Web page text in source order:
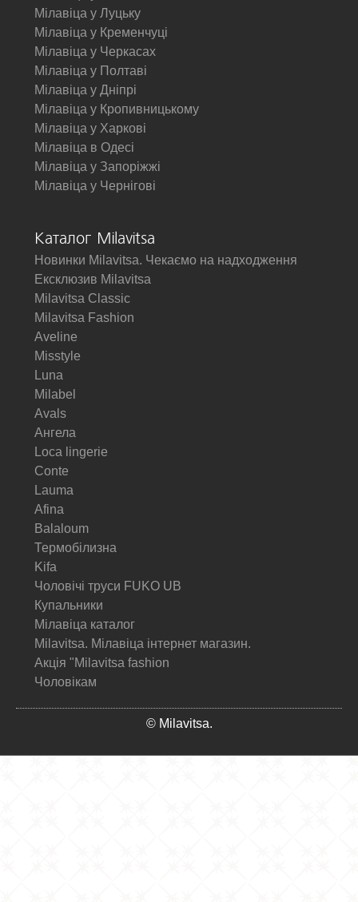
Мілавіца у Луцьку
Мілавіца у Кременчуці
Мілавіца у Черкасах
Мілавіца у Полтаві
Мілавіца у Дніпрі
Мілавіца у Кропивницькому
Мілавіца у Харкові
Мілавіца в Одесі
Мілавіца у Запоріжжі
Мілавіца у Чернігові
Каталог Milavitsa
Новинки Milavitsa. Чекаємо на надходження
Ексклюзив Milavitsa
Milavitsa Classic
Milavitsa Fashion
Aveline
Misstyle
Luna
Milabel
Avals
Ангела
Loca lingerie
Conte
Lauma
Afina
Balaloum
Термобілизна
Kifa
Чоловічі труси FUKO UB
Купальники
Мілавіца каталог
Milavitsa. Мілавіца інтернет магазин.
Акція "Milavitsa fashion
Чоловікам
© Milavitsa.